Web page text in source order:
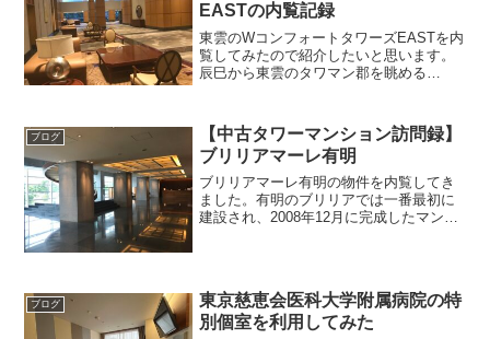
EASTの内覧記録
東雲のWコンフォートタワーズEASTを内
覧してみたので紹介したいと思います。
辰巳から東雲のタワマン郡を眺める
のパンフレット（マイソク）もアップし
ておきます物...
ブログ
【中古タワーマンション訪問録】
ブリリアマーレ有明
ブリリアマーレ有明の物件を内覧してき
ました。有明のブリリアでは一番最初に
建設され、2008年12月に完成したマンシ
ブログ
東京慈恵会医科大学附属病院の特
別個室を利用してみた